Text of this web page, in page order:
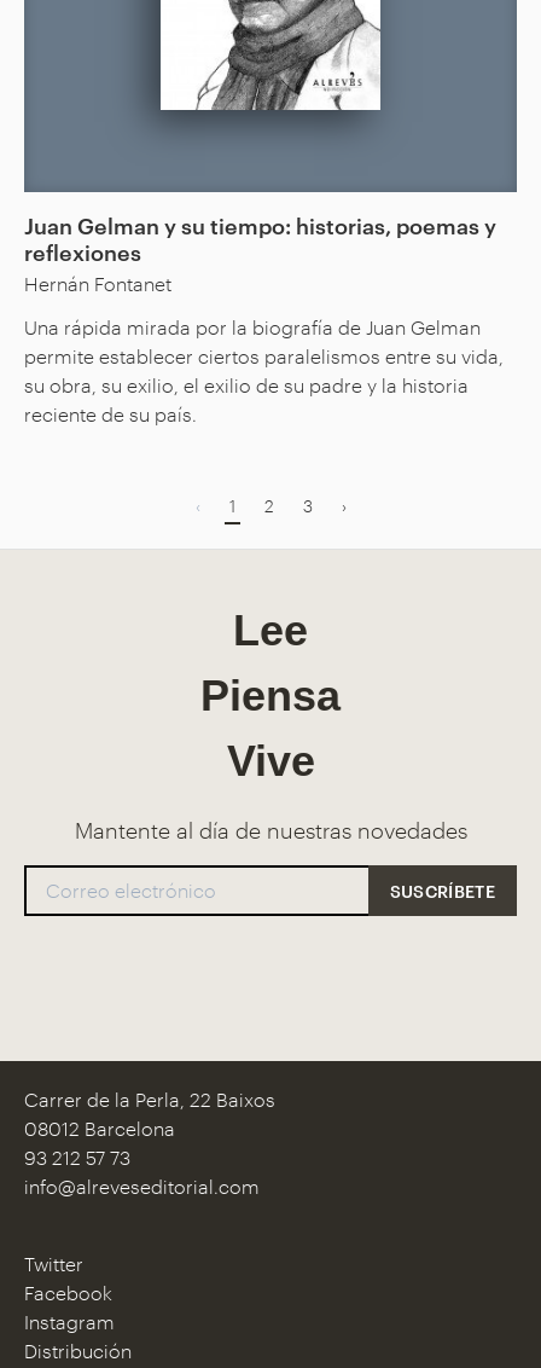
Juan Gelman y su tiempo: historias, poemas y
reflexiones
Hernán Fontanet
Una rápida mirada por la biografía de Juan Gelman
permite establecer ciertos paralelismos entre su vida,
su obra, su exilio, el exilio de su padre y la historia
reciente de su país.
‹ 1 2 3 ›
Lee
Piensa
Vive
Mantente al día de nuestras novedades
Carrer de la Perla, 22 Baixos
08012 Barcelona
93 212 57 73
info@alreveseditorial.com
Twitter
Facebook
Instagram
Distribución